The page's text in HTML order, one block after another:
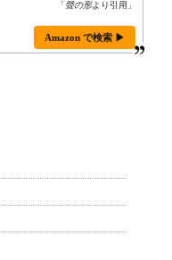
「聲の形より引用」
Amazon で検索 ▶